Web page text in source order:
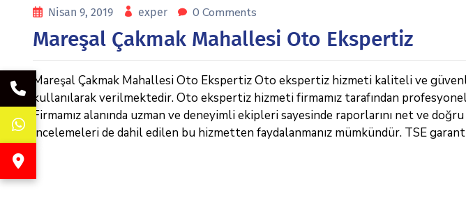
Nisan 9, 2019 exper 0 Comments
Mareşal Çakmak Mahallesi Oto Ekspertiz
Mareşal Çakmak Mahallesi Oto Ekspertiz Oto ekspertiz hizmeti kaliteli ve
kullanılarak verilmektedir. Oto ekspertiz hizmeti firmamız tarafından
Firmamız alanında uzman ve deneyimli ekipleri sayesinde raporlarını net ve
incelemeleri de dahil edilen bu hizmetten faydalanmanız mümkündür. TSE